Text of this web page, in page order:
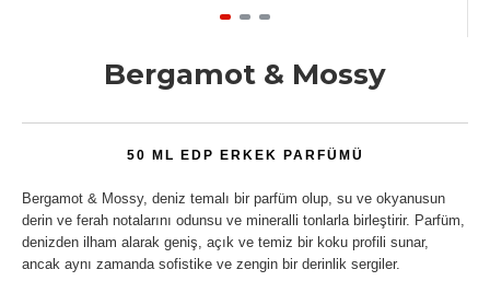
Bergamot & Mossy
Bergamot & Mossy, deniz temalı bir parfüm olup, su ve okyanusun
derin ve ferah notalarını odunsu ve mineralli tonlarla birleştirir. Parfüm,
denizden ilham alarak geniş, açık ve temiz bir koku profili sunar,
ancak aynı zamanda sofistike ve zengin bir derinlik sergiler.
50 ML EDP ERKEK PARFÜMÜ